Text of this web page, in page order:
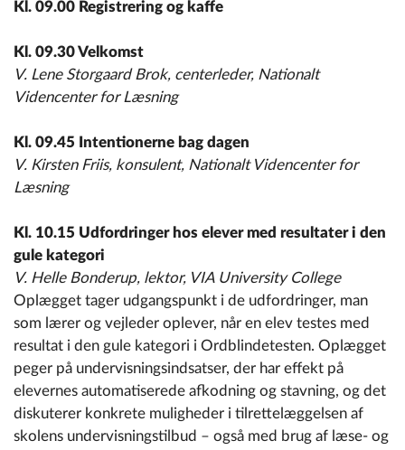
Kl. 09.00 Registrering og kaffe
Kl. 09.30 Velkomst
V. Lene Storgaard Brok, centerleder, Nationalt
Videncenter for Læsning
Kl. 09.45 Intentionerne bag dagen
V. Kirsten Friis, konsulent, Nationalt Videncenter for
Læsning
Kl. 10.15 Udfordringer hos elever med resultater i den
gule kategori
V. Helle Bonderup, lektor, VIA University College
Oplægget tager udgangspunkt i de udfordringer, man
som lærer og vejleder oplever, når en elev testes med
resultat i den gule kategori i Ordblindetesten. Oplægget
peger på undervisningsindsatser, der har effekt på
elevernes automatiserede afkodning og stavning, og det
diskuterer konkrete muligheder i tilrettelæggelsen af
skolens undervisningstilbud – også med brug af læse- og